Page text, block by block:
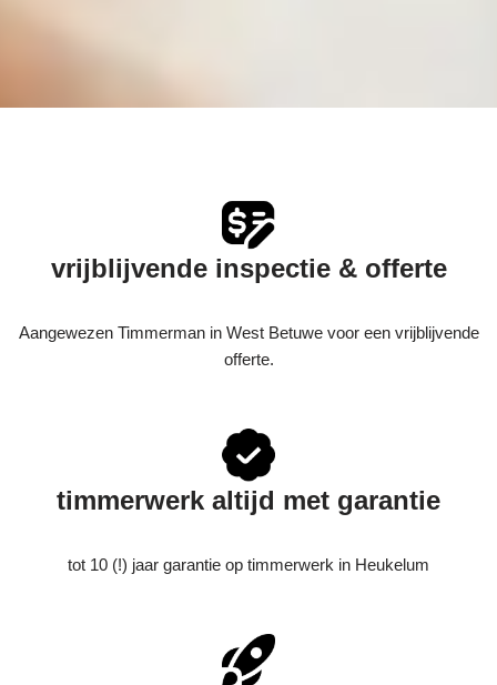
vrijblijvende inspectie & offerte
Aangewezen Timmerman in West Betuwe voor een vrijblijvende
offerte.
timmerwerk altijd met garantie
tot 10 (!) jaar garantie op timmerwerk in Heukelum